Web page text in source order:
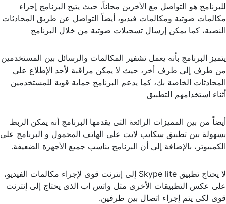
للبرنامج هو التواصل مع الأخرين مجاناً، حيث يتيح البرنامج إجراء
مكالمات صوتية ومكالمات فيديو، أيضاً التواصل عن طريق المحادثات
النصية، كما يمكن إرسال تسجيلات صوتية من خلال البرنامج
يتميز البرنامج بأنه يعمل تشفير المكالمات والرسائل بين المستخدمين
من طرف إلى طرف أخر، حيث لا يمكن مراقبة لأحد الإطلاع على
المحادثات الخاصة بك، كما يدعم البرنامج حماية قوية للمستخدمين
أثناء استخدامهم التطبيق
أيضاً من بين المميزات الرائعة التى يقدمها البرنامج أنه يمكن الربط
بسهولة بين تطبيق سكايب لايت على الهاتف المحمول و البرنامج على
الكمبيوتر، بالإضافة إلى أن البرنامج يناسب جميع الأجهزة الضعيفة.
لا يحتاج تطبيق Skype lite إلى إنترنت قوى لإجراء مكالمات الفيديو،
على عكس التطبيقات الأخرى مثل واتس اب الذى يحتاج إلى إنترنت
قوى لكى يتم إجراء اتصال بين طرفين.